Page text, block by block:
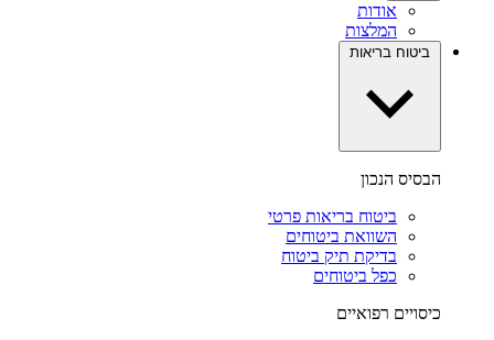
אודות
המלצות
ביטוח בריאות
הבסיס הנכון
ביטוח בריאות פרטי
השוואת ביטוחים
בדיקת תיק ביטוח
כפל ביטוחים
כיסויים רפואיים